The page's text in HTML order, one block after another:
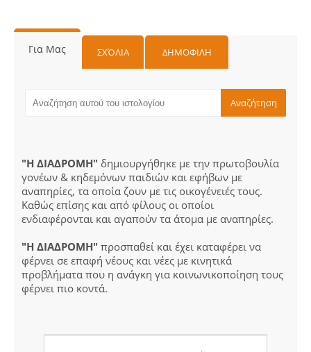
Για Μας ΣΧΌΛΙΑ ΔΗΜΟΦΙΛΗ
"Η ΔΙΑΔΡΟΜΗ" δημιουργήθηκε με την πρωτοβουλία
γονέων & κηδεμόνων παιδιών και εφήβων με
αναπηρίες, τα οποία ζουν με τις οικογένειές τους.
Καθώς επίσης και από φίλους οι οποίοι
ενδιαφέρονται και αγαπούν τα άτομα με αναπηρίες.
"Η ΔΙΑΔΡΟΜΗ" προσπαθεί και έχει καταφέρει να
φέρνει σε επαφή νέους και νέες με κινητικά
προβλήματα που η ανάγκη για κοινωνικοποίηση τους
φέρνει πιο κοντά.